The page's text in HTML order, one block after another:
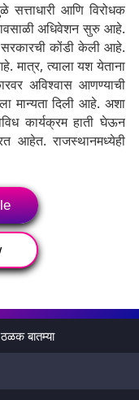
सत्ताधारी आणि विरोधक
अधिवेशन सुरु आहे.
सरकारची कोंडी केली आहे.
मात्र, त्याला यश येताना
अविश्वास आणण्याची
मान्यता दिली आहे. अशा
कार्यक्रम हाती घेऊन
आहेत. राजस्थानमध्येही
मोदी
ठळक बातम्या